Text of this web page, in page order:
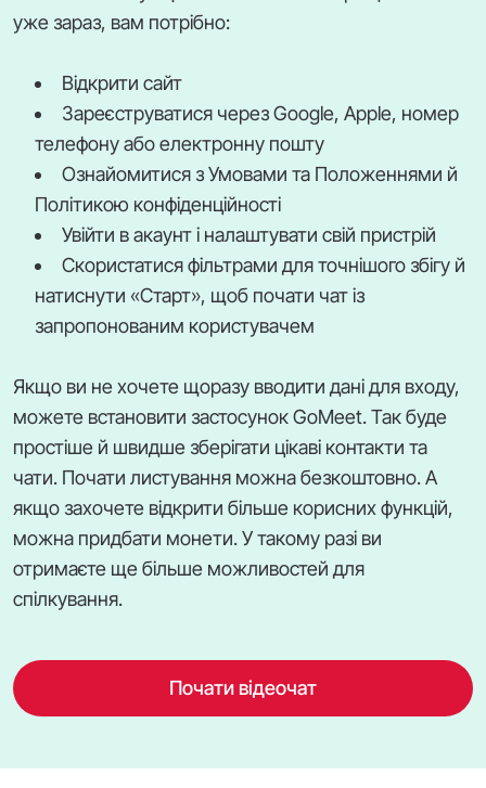
уже зараз, вам потрібно:
Відкрити сайт
Зареєструватися через Google, Apple, номер
телефону або електронну пошту
Ознайомитися з Умовами та Положеннями й
Політикою конфіденційності
Увійти в акаунт і налаштувати свій пристрій
Скористатися фільтрами для точнішого збігу й
натиснути «Старт», щоб почати чат із
запропонованим користувачем
Якщо ви не хочете щоразу вводити дані для входу,
можете встановити застосунок GoMeet. Так буде
простіше й швидше зберігати цікаві контакти та
чати. Почати листування можна безкоштовно. А
якщо захочете відкрити більше корисних функцій,
можна придбати монети. У такому разі ви
отримаєте ще більше можливостей для
спілкування.
Почати відеочат